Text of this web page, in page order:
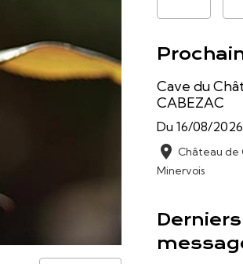
Cave du
CABEZAC
Du 16/08/2026
Château de
Minervois
Derniers